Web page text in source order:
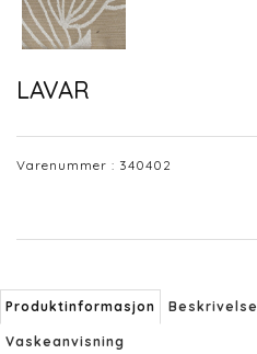
LAVAR
Varenummer : 340402
Produktinformasjon Beskrivelse
Vaskeanvisning